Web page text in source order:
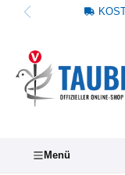
springen
Menü